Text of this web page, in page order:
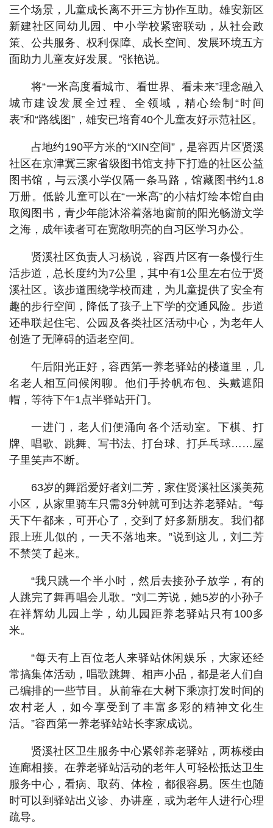
三个场景，儿童成长离不开三方协作互助。雄安新区
新建社区同幼儿园、中小学校紧密联动，从社会政
策、公共服务、权利保障、成长空间、发展环境五方
面助力儿童友好发展。”张艳说。
将“一米高度看城市、看世界、看未来”理念融入
城市建设发展全过程、全领域，精心绘制“时间
表”和“路线图”，雄安已培育40个儿童友好示范社区。
占地约190平方米的“XIN空间”，是容西片区贤溪
社区在京津冀三家省级图书馆支持下打造的社区公益
图书馆，与云溪小学仅隔一条马路，馆藏图书约1.8
万册。低龄儿童可以在“一米高”的小桔灯绘本馆自由
取阅图书，青少年能沐浴着落地窗前的阳光畅游文学
之海，成年读者可在宽敞明亮的自习区学习办公。
贤溪社区负责人习杨说，容西片区有一条慢行生
活步道，总长度约为7公里，其中有1公里左右位于贤
溪社区。该步道围绕学校而建，为儿童提供了安全有
趣的步行空间，降低了孩子上下学的交通风险。步道
还串联起住宅、公园及各类社区活动中心，为老年人
创造了无障碍的适老空间。
午后阳光正好，容西第一养老驿站的楼道里，几
名老人相互问候闲聊。他们手拎帆布包、头戴遮阳
帽，等待下午1点半驿站开门。
一进门，老人们便涌向各个活动室。下棋、打
牌、唱歌、跳舞、写书法、打台球、打乒乓球……屋
子里笑声不断。
63岁的舞蹈爱好者刘二芳，家住贤溪社区溪美苑
小区，从家里骑车只需3分钟就可到达养老驿站。“每
天下午都来，可开心了，交到了好多新朋友。我们都
跟上班儿似的，一天不落地来。”说到这儿，刘二芳
不禁笑了起来。
“我只跳一个半小时，然后去接孙子放学，有的
人跳完了舞再唱会儿歌。”刘二芳说，她5岁的小孙子
在祥辉幼儿园上学，幼儿园距养老驿站只有100多
米。
“每天有上百位老人来驿站休闲娱乐，大家还经
常搞集体活动，唱歌跳舞、相声小品，都是老人们自
己编排的一些节目。从前靠在大树下乘凉打发时间的
农村老人，如今享受到了丰富多彩的精神文化生
活。”容西第一养老驿站站长李家成说。
贤溪社区卫生服务中心紧邻养老驿站，两栋楼由
连廊相接。在养老驿站活动的老年人可轻松抵达卫生
服务中心，看病、取药、体检，都很容易。医生也随
时可以到驿站出义诊、办讲座，或为老年人进行心理
疏导。